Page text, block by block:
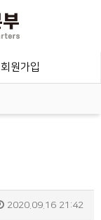
회원가입
2020.09.16 21:42